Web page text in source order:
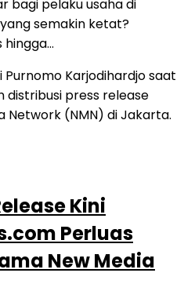
bagi pelaku usaha di
semakin ketat?
Kini
Perluas
New Media